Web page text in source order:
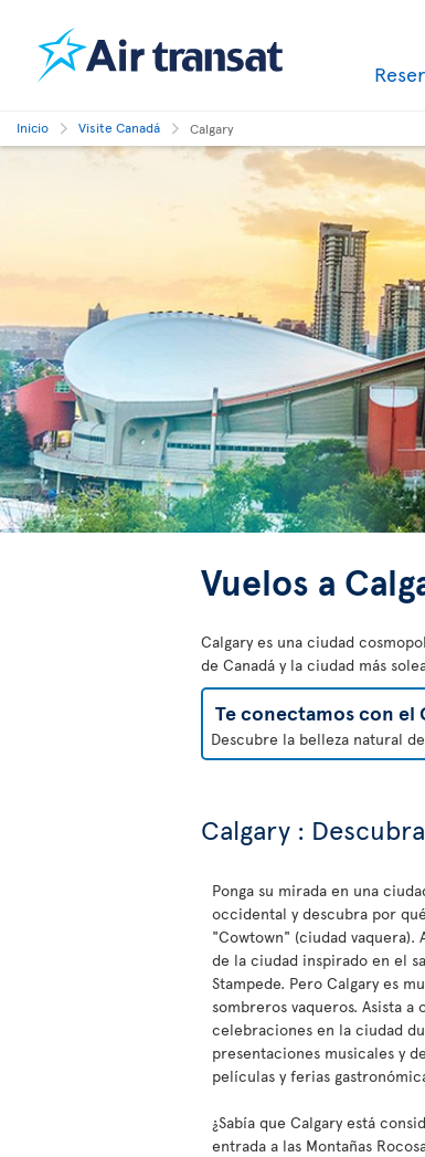
Inicio Visite Canadá Calgary
Vuelos a
Calgary es una ciudad
de Canadá y la ciudad más
Te conectamos con el
Descubre la belleza natural
Calgary :
Ponga su mirada en una
occidental y descubra por
"Cowtown" (ciudad vaquera).
de la ciudad inspirado en el
Stampede. Pero Calgary es
sombreros vaqueros. Asista a
celebraciones en la ciudad
presentaciones musicales y
películas y ferias
¿Sabía que Calgary está
entrada a las Montañas